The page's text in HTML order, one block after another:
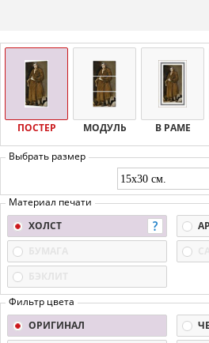
ПОСТЕР МОДУЛЬ В РАМЕ
Выбрать размер
Материал печати
ХОЛСТ
Фильтр цвета
ОРИГИНАЛ